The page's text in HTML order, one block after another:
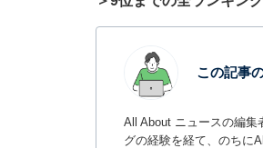
この記事
All About ニュースの編集
グの経験を経て、のちに